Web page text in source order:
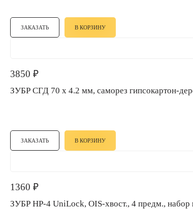
ЗАКАЗАТЬ В КОРЗИНУ
3850 ₽
ЗУБР СГД 70 x 4.2 мм, саморез гипсокартон-
ЗАКАЗАТЬ В КОРЗИНУ
1360 ₽
ЗУБР НР-4 UniLock, OIS-хвост., 4 предм.,